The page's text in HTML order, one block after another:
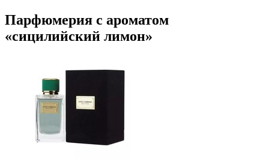
Парфюмерия с ароматом
«сицилийский лимон»